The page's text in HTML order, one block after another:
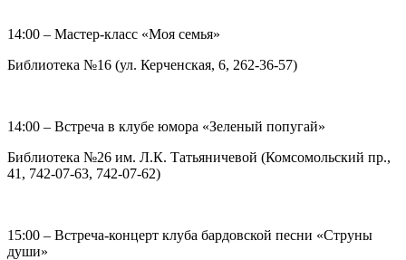
14:00 – Мастер-класс «Моя семья»
Библиотека №16 (ул. Керченская, 6, 262-36-57)
14:00 – Встреча в клубе юмора «Зеленый попугай»
Библиотека №26 им. Л.К. Татьяничевой (Комсомольский пр.,
41, 742-07-63, 742-07-62)
15:00 – Встреча-концерт клуба бардовской песни «Струны
души»